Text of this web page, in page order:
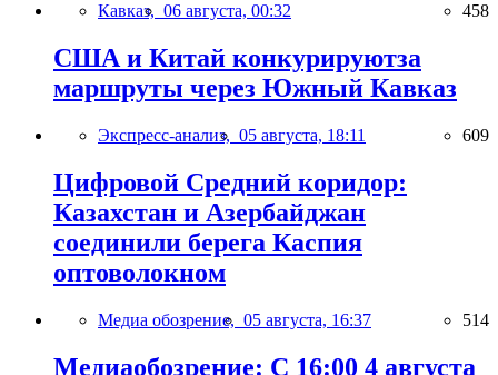
Кавказ, 06 августа, 00:32 458
США и Китай конкурируютза
маршруты через Южный Кавказ
Экспресс-анализ, 05 августа, 18:11 609
Цифровой Средний коридор:
Казахстан и Азербайджан
соединили берега Каспия
оптоволокном
Медиа обозрение, 05 августа, 16:37 514
Медиаобозрение: С 16:00 4 августа